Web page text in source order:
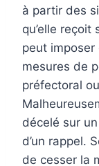
à partir des
qu’elle
peut imposer
mesures de
préfectoral
décelé sur
d’un rappel.
de cesser la